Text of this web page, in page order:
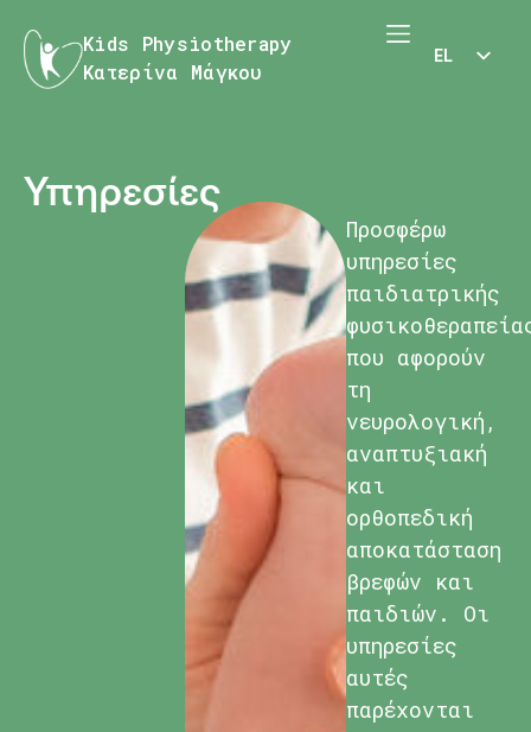
Kids Physiotherapy
Κατερίνα Μάγκου
EL
Υπηρεσίες
Προσφέρω
υπηρεσίες
παιδιατρικής
που αφορούν
τη
νευρολογική,
αναπτυξιακή
και
ορθοπεδική
αποκατάσταση
βρεφών και
παιδιών. Οι
υπηρεσίες
αυτές
παρέχονται